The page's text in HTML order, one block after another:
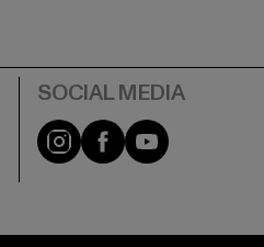
Instagram
FacebookYouTube